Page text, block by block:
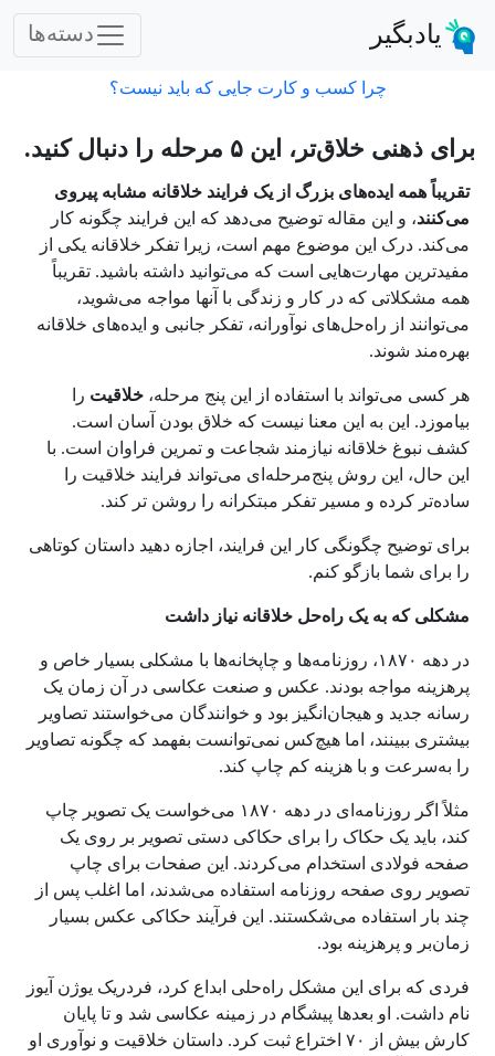
یادبگیر دسته‌ها
چرا کسب و کارت جایی که باید نیست؟
برای ذهنی خلاق‌تر، این ۵ مرحله را دنبال کنید.
تقریباً همه ایده‌های بزرگ از یک فرایند خلاقانه مشابه پیروی
می‌کنند، و این مقاله توضیح می‌دهد که این فرایند چگونه کار
می‌کند. درک این موضوع مهم است، زیرا تفکر خلاقانه یکی از
مفیدترین مهارت‌هایی است که می‌توانید داشته باشید. تقریباً
همه مشکلاتی که در کار و زندگی با آنها مواجه می‌شوید،
می‌توانند از راه‌حل‌های نوآورانه، تفکر جانبی و ایده‌های خلاقانه
بهره‌مند شوند.
هر کسی می‌تواند با استفاده از این پنج مرحله، خلاقیت را
بیاموزد. این به این معنا نیست که خلاق بودن آسان است.
کشف نبوغ خلاقانه نیازمند شجاعت و تمرین فراوان است. با
این حال، این روش پنج‌مرحله‌ای می‌تواند فرایند خلاقیت را
ساده‌تر کرده و مسیر تفکر مبتکرانه را روشن تر کند.
برای توضیح چگونگی کار این فرایند، اجازه دهید داستان کوتاهی
را برای شما بازگو کنم.
مشکلی که به یک راه‌حل خلاقانه نیاز داشت
در دهه ۱۸۷۰، روزنامه‌ها و چاپخانه‌ها با مشکلی بسیار خاص و
پرهزینه مواجه بودند. عکس و صنعت عکاسی در آن زمان یک
رسانه جدید و هیجان‌انگیز بود و خوانندگان می‌خواستند تصاویر
بیشتری ببینند، اما هیچ‌کس نمی‌توانست بفهمد که چگونه تصاویر
را به‌سرعت و با هزینه کم چاپ کند.
مثلاً اگر روزنامه‌ای در دهه ۱۸۷۰ می‌خواست یک تصویر چاپ
کند، باید یک حکاک را برای حکاکی دستی تصویر بر روی یک
صفحه فولادی استخدام می‌کردند. این صفحات برای چاپ
تصویر روی صفحه روزنامه استفاده می‌شدند، اما اغلب پس از
چند بار استفاده می‌شکستند. این فرآیند حکاکی عکس بسیار
زمان‌بر و پرهزینه بود.
فردی که برای این مشکل راه‌حلی ابداع کرد، فردریک یوژن آیوز
نام داشت. او بعدها پیشگام در زمینه عکاسی شد و تا پایان
کارش بیش از ۷۰ اختراع ثبت کرد. داستان خلاقیت و نوآوری او